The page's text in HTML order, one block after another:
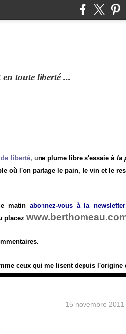
toute liberté ...
de liberté, une plume libre s'essaie à la
où l'on partage le pain, le vin et le
matinabonnez-vous à la newsletter
placez
ceux qui me lisent depuis l'origine
15 novembre 2011